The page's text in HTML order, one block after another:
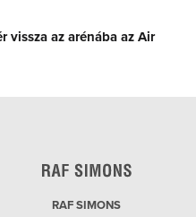
vissza az arénába az Air
RAF SIMONS